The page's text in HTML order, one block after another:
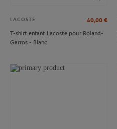
LACOSTE 40,00 €
T-shirt enfant Lacoste pour Roland-
Garros - Blanc